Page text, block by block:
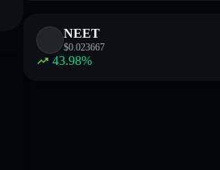
NEET
$0.023667
43.98%